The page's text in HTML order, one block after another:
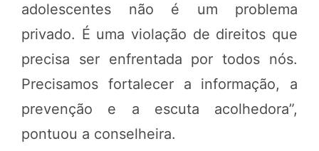
adolescentes não é um problema
privado. É uma violação de direitos que
precisa ser enfrentada por todos nós.
Precisamos fortalecer a informação, a
prevenção e a escuta acolhedora”,
pontuou a conselheira.